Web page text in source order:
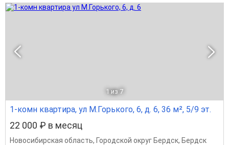
1 из 7
1-комн квартира, ул М.Горького, 6, д. 6, 36 м², 5/9 эт.
22 000 ₽ в месяц
Новосибирская область, Городской округ Бердск, Бердск